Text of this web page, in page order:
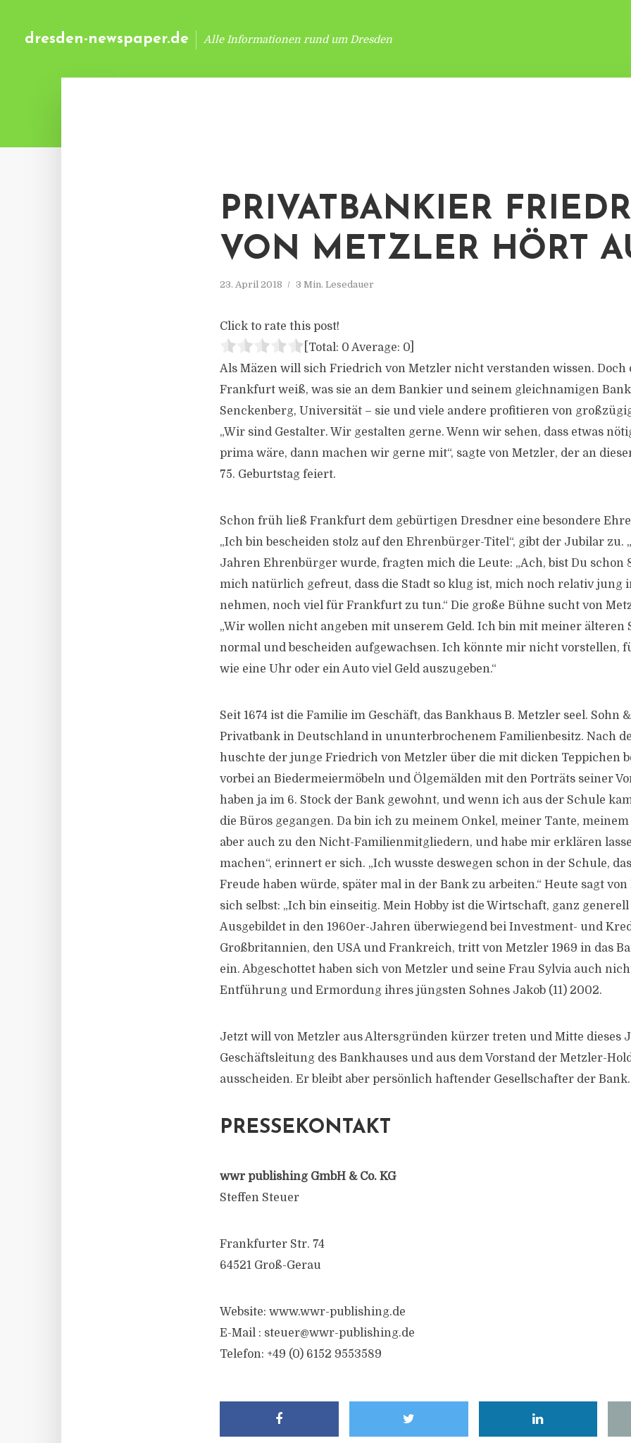
dresden-newspaper.de Alle Informationen rund um Dresden
PRIVATBANKIER
VON METZLER HÖRT
23. April 2018 3 Min. Lesedauer
Click to rate this post!
[Total: 0 Average: 0
Als Mäzen will sich Friedrich von Metzler nicht verstanden wissen. Doch
Frankfurt weiß, was sie an dem Bankier und seinem gleichnamigen
Senckenberg, Universität – sie und viele andere profitieren von
„Wir sind Gestalter. Wir gestalten gerne. Wenn wir sehen, dass etwas
prima wäre, dann machen wir gerne mit“, sagte von Metzler, der an
75. Geburtstag feiert.
Schon früh ließ Frankfurt dem gebürtigen Dresdner eine besondere
„Ich bin bescheiden stolz auf den Ehrenbürger-Titel“, gibt der Jubilar zu.
Jahren Ehrenbürger wurde, fragten mich die Leute: „Ach, bist Du schon
mich natürlich gefreut, dass die Stadt so klug ist, mich noch relativ jung
nehmen, noch viel für Frankfurt zu tun.“ Die große Bühne sucht von
„Wir wollen nicht angeben mit unserem Geld. Ich bin mit meiner älteren
normal und bescheiden aufgewachsen. Ich könnte mir nicht vorstellen,
wie eine Uhr oder ein Auto viel Geld auszugeben.“
Seit 1674 ist die Familie im Geschäft, das Bankhaus B. Metzler seel. Sohn
Privatbank in Deutschland in ununterbrochenem Familienbesitz. Nach
huschte der junge Friedrich von Metzler über die mit dicken Teppichen
vorbei an Biedermeiermöbeln und Ölgemälden mit den Porträts seiner
haben ja im 6. Stock der Bank gewohnt, und wenn ich aus der Schule
die Büros gegangen. Da bin ich zu meinem Onkel, meiner Tante, meinem
aber auch zu den Nicht-Familienmitgliedern, und habe mir erklären
machen“, erinnert er sich. „Ich wusste deswegen schon in der Schule,
Freude haben würde, später mal in der Bank zu arbeiten.“ Heute sagt
sich selbst: „Ich bin einseitig. Mein Hobby ist die Wirtschaft, ganz
Ausgebildet in den 1960er-Jahren überwiegend bei Investment- und
Großbritannien, den USA und Frankreich, tritt von Metzler 1969 in das
ein. Abgeschottet haben sich von Metzler und seine Frau Sylvia auch
Entführung und Ermordung ihres jüngsten Sohnes Jakob (11) 2002.
Jetzt will von Metzler aus Altersgründen kürzer treten und Mitte dieses
Geschäftsleitung des Bankhauses und aus dem Vorstand der Metzler-
ausscheiden. Er bleibt aber persönlich haftender Gesellschafter der Bank.
PRESSEKONTAKT
wwr publishing GmbH & Co. KG
Steffen Steuer
Frankfurter Str. 74
64521 Groß-Gerau
Website: www.wwr-publishing.de
E-Mail : steuer@wwr-publishing.de
Telefon: +49 (0) 6152 9553589